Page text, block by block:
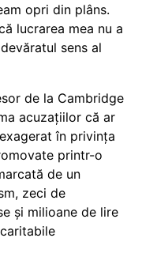
opri din plâns.
lucrarea mea nu a
sens al
de la Cambridge
acuzațiilor că ar
în privința
printr-o
de un
zeci de
și milioane de lire